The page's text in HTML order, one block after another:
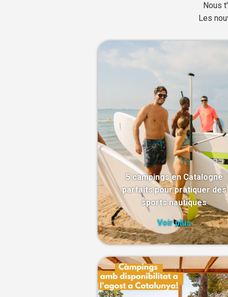
Nous
Les
5 campings en Catalogne
parfaits pour pratiquer des
sports nautiques
Voir plus